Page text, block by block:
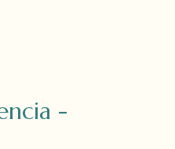
-